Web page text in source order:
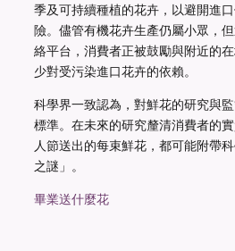
季及可持續種植的花卉，以避開進
險。儘管有機花卉生產仍屬小眾，
絡平台，消費者正被鼓勵與附近的
少對受污染進口花卉的依賴。
科學界一致認為，對鮮花的研究與
標準。在未來的研究釐清消費者的
人節送出的每束鮮花，都可能附帶
之謎」。
畢業送什麼花